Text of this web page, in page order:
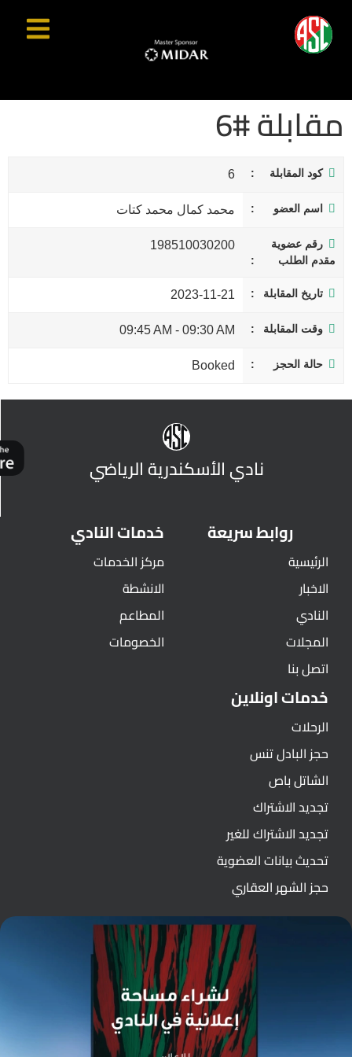
مقابلة #6
كود المقابلة 6
اسم العضو محمد كمال محمد كتات
رقم عضوية
مقدم الطلب
198510030200
تاريخ المقابلة 2023-11-21
وقت المقابلة 09:30 AM
-
09:45 AM
حالة الحجز Booked
نادي الأسكندرية الرياضي
روابط سريعة
الرئيسية
الاخبار
النادي
المجلات
اتصل بنا
خدمات النادي
مركز الخدمات
الانشطة
المطاعم
الخصومات
خدمات اونلاين
الرحلات
حجز البادل تنس
الشاتل باص
تجديد الاشتراك
تجديد الاشتراك للغير
تحديث بيانات العضوية
حجز الشهر العقاري